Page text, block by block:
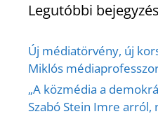
Legutóbbi
Új médiatörvény, új
Miklós
„A közmédia a
Szabó Stein Imre